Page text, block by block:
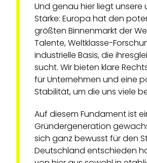
Und genau hier liegt unsere
Stärke: Europa hat den
größten Binnenmarkt der
Talente, Weltklasse-
industrielle Basis, die
sucht. Wir bieten klare
für Unternehmen und eine
Stabilität, um die uns viele
Auf diesem Fundament ist
Gründergeneration
sich ganz bewusst für den
Deutschland entschieden